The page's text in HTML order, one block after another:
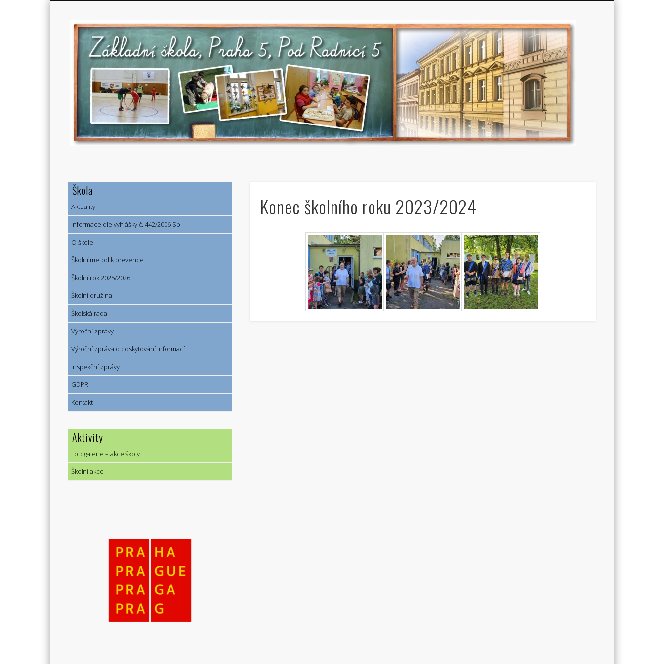
Konec školního roku 2023/2024
Škola
Aktuality
Informace dle vyhlášky č. 442/2006 Sb.
O škole
Školní metodik prevence
Školní rok 2025/2026
Školní družina
Školská rada
Výroční zprávy
Výroční zpráva o poskytování informací
Inspekční zprávy
GDPR
Kontakt
Aktivity
Fotogalerie – akce školy
Školní akce